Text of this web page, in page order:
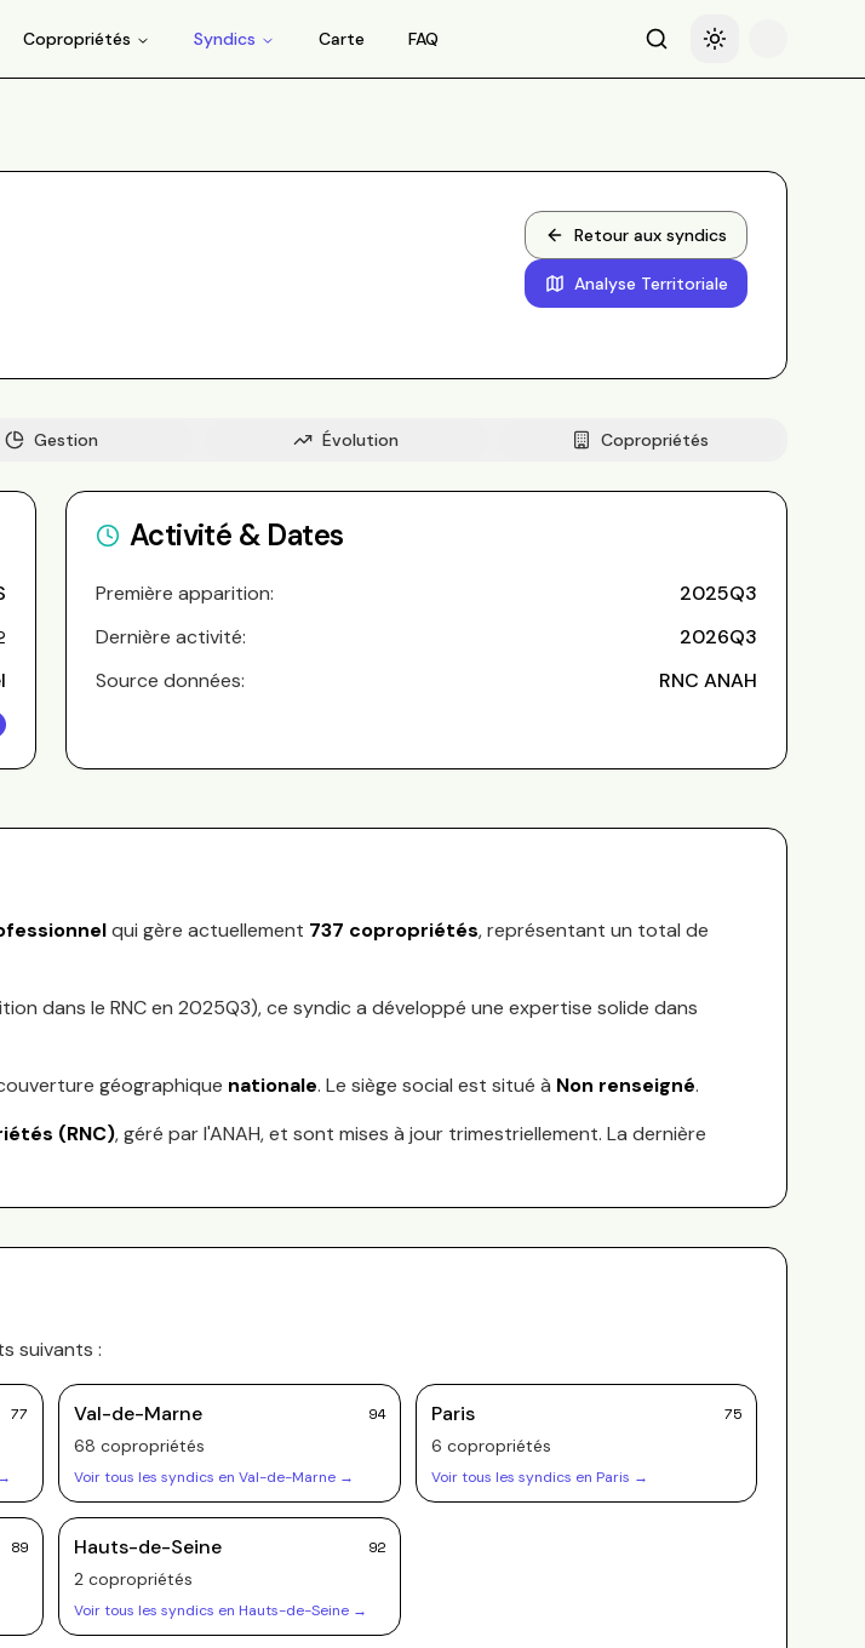
Copropriétés Syndics Carte FAQ RechercheBasculer le thème
Retour aux syndics
Analyse Territoriale
Gestion Évolution Copropriétés
Activité & Dates
Première apparition:
2025Q3
Dernière activité:
2026Q3
Source données:
RNC ANAH
qui gère actuellement 737 copropriétés, représentant un total de
dans le RNC en 2025Q3), ce syndic a développé une expertise solide dans
géographique nationale. Le siège social est situé à Non renseigné.
(RNC), géré par l'ANAH, et sont mises à jour trimestriellement. La dernière
suivants :
77 Val-de-Marne 94
68 copropriétés
Voir tous les syndics en Val-de-Marne →
Paris 75
6 copropriétés
Voir tous les syndics en Paris →
89 Hauts-de-Seine 92
2 copropriétés
Voir tous les syndics en Hauts-de-Seine →